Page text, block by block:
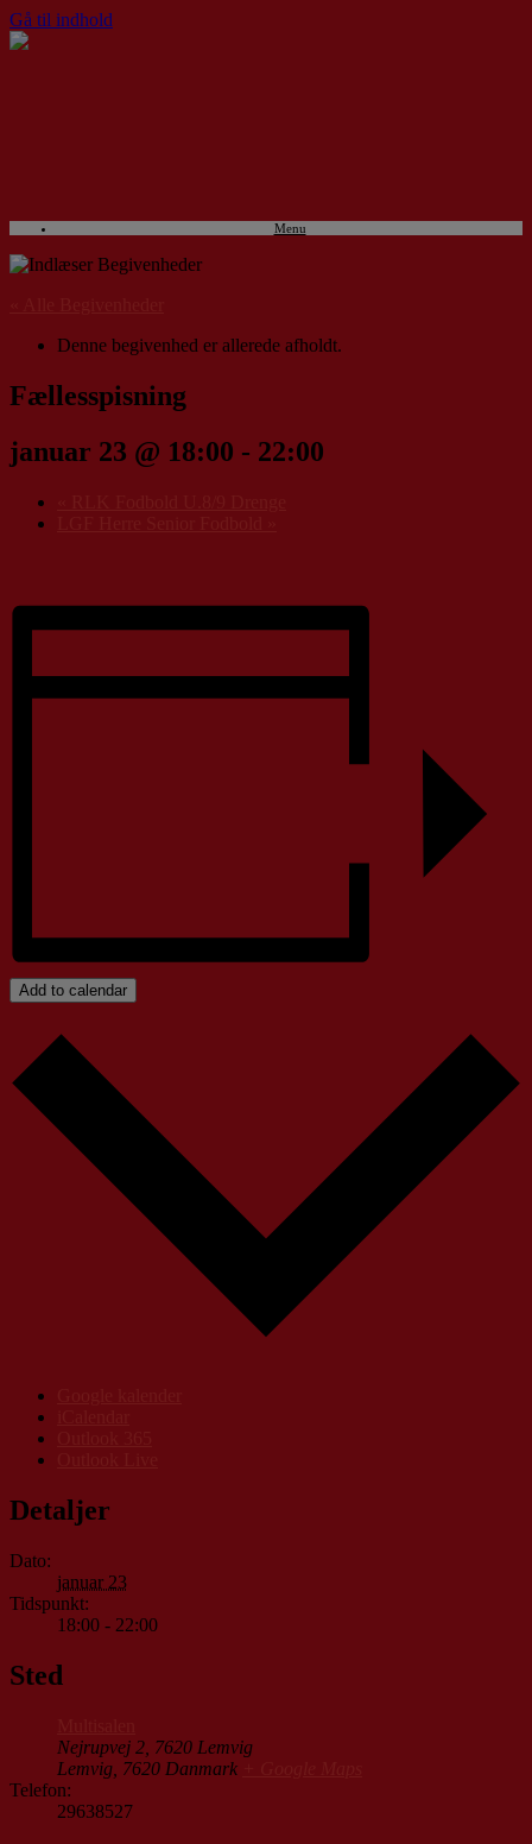
Gå til indhold
Menu
Denne begivenhed er allerede afholdt.
Fællesspisning
januar 23 @ 18:00 - 22:00
Add to calendar
Detaljer
Dato:
januar 23
Tidspunkt:
18:00 - 22:00
Sted
Nejrupvej 2, 7620 Lemvig
Lemvig 7620 Danmark
Telefon:
29638527